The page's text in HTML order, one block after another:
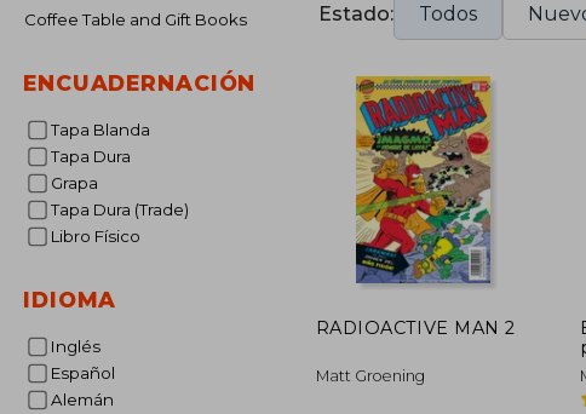
Coffee Table and Gift Books
ENCUADERNACIÓN
Tapa Blanda
Tapa Dura
Grapa
Tapa Dura (Trade)
Libro Físico
IDIOMA
Inglés
Español
Alemán
Estado: Todos
RADIOACTIVE MAN 2
Matt Groening